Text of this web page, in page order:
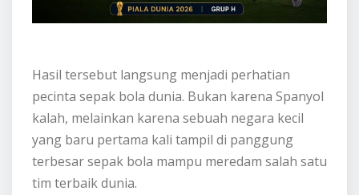
Hasil tersebut langsung menjadi perhatian
pecinta sepak bola dunia. Bukan karena Spanyol
kalah, melainkan karena sebuah negara kecil
yang baru pertama kali tampil di panggung
terbesar sepak bola mampu meredam salah satu
tim terbaik dunia.